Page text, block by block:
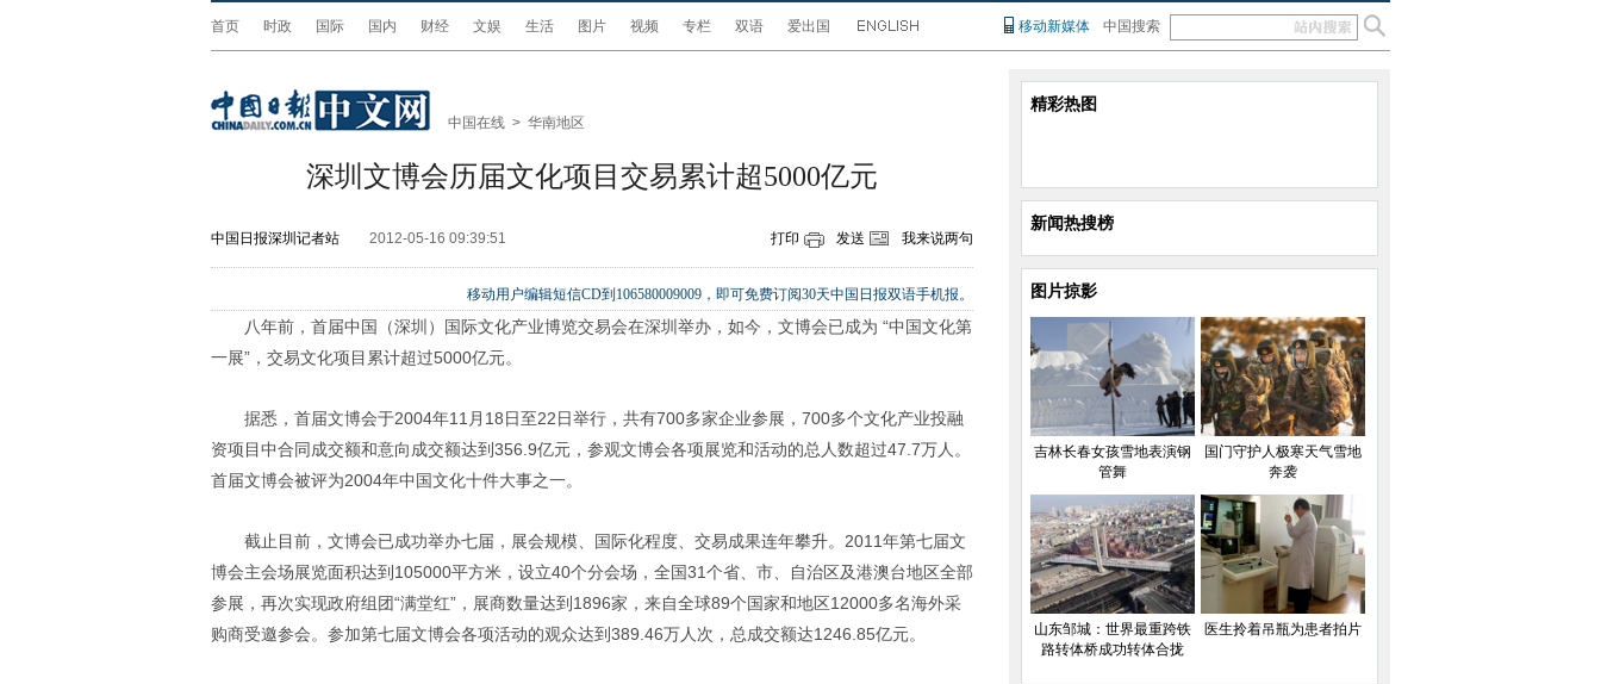
首页 时政 国际 国内 财经 文娱 生活 图片 视频 专栏 双语 爱出国 移动新媒体 中国搜索
中国在线 > 华南地区
深圳文博会历届文化项目交易累计超5000亿元
中国日报深圳记者站 2012-05-16 09:39:51 打印 发送 我来说两句
移动用户编辑短信CD到106580009009，即可免费订阅30天中国日报双语手机报。
八年前，首届中国（深圳）国际文化产业博览交易会在深圳举办，如今，文博会已成为 “中国文化第
一展”，交易文化项目累计超过5000亿元。
据悉，首届文博会于2004年11月18日至22日举行，共有700多家企业参展，700多个文化产业投融
资项目中合同成交额和意向成交额达到356.9亿元，参观文博会各项展览和活动的总人数超过47.7万人。
首届文博会被评为2004年中国文化十件大事之一。
截止目前，文博会已成功举办七届，展会规模、国际化程度、交易成果连年攀升。2011年第七届文
博会主会场展览面积达到105000平方米，设立40个分会场，全国31个省、市、自治区及港澳台地区全部
参展，再次实现政府组团“满堂红”，展商数量达到1896家，来自全球89个国家和地区12000多名海外采
购商受邀参会。参加第七届文博会各项活动的观众达到389.46万人次，总成交额达1246.85亿元。
精彩热图
新闻热搜榜
图片掠影
吉林长春女孩雪地表演钢
管舞
国门守护人极寒天气雪地
奔袭
山东邹城：世界最重跨铁
路转体桥成功转体合拢
医生拎着吊瓶为患者拍片